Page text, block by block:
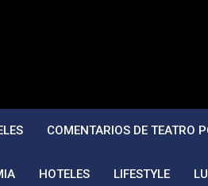
COMENTARIOS DE TEATRO
HOTELES LIFESTYLE